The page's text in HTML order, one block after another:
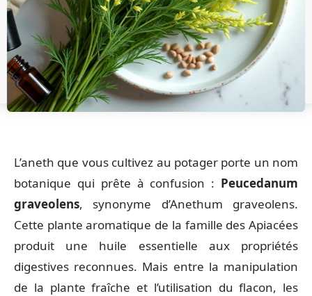
L’aneth que vous cultivez au potager porte un nom
botanique qui prête à confusion : Peucedanum
graveolens, synonyme d’Anethum graveolens.
Cette plante aromatique de la famille des Apiacées
produit une huile essentielle aux propriétés
digestives reconnues. Mais entre la manipulation
de la plante fraîche et l’utilisation du flacon, les